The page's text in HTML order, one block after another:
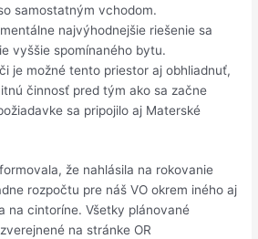
samostatným vchodom.
najvýhodnejšie riešenie sa
vyššie spomínaného bytu.
je možné tento priestor aj obhliadnuť,
činnosť pred tým ako sa začne
sa pripojilo aj Materské
že nahlásila na rokovanie
rozpočtu pre náš VO okrem iného aj
na cintoríne. Všetky plánované
na stránke OR